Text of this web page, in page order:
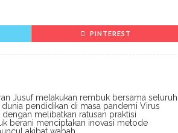
PINTEREST
Jusuf melakukan rembuk bersama seluruh
pendidikan di masa pandemi Virus
melibatkan ratusan praktisi
berani menciptakan inovasi metode